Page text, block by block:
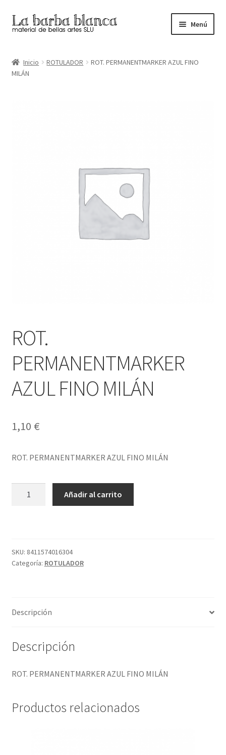
Ir
a
navegación
Ir
al
Menú
Carrito
Inicio ROTULADOR
ROT. PERMANENTMARKER AZUL FINO
MILÁN
ROT.
PERMANENTMARKER
AZUL FINO MILÁN
1,10 €
ROT. PERMANENTMARKER AZUL FINO MILÁN
cantidad
Añadir al carrito
SKU: 8411574016304
Categoría: ROTULADOR
Descripción
Descripción
ROT. PERMANENTMARKER AZUL FINO MILÁN
Productos relacionados